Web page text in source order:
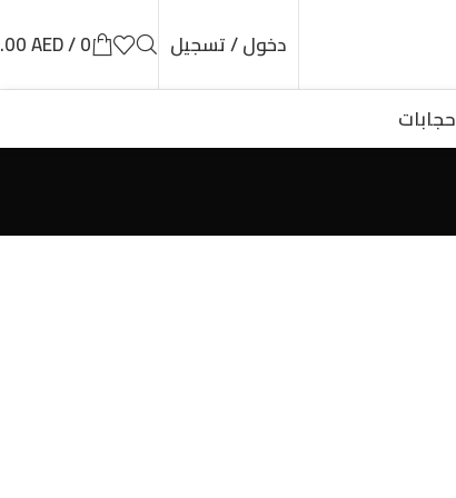
دخول / تسجيل 0
/
AED
حجابات